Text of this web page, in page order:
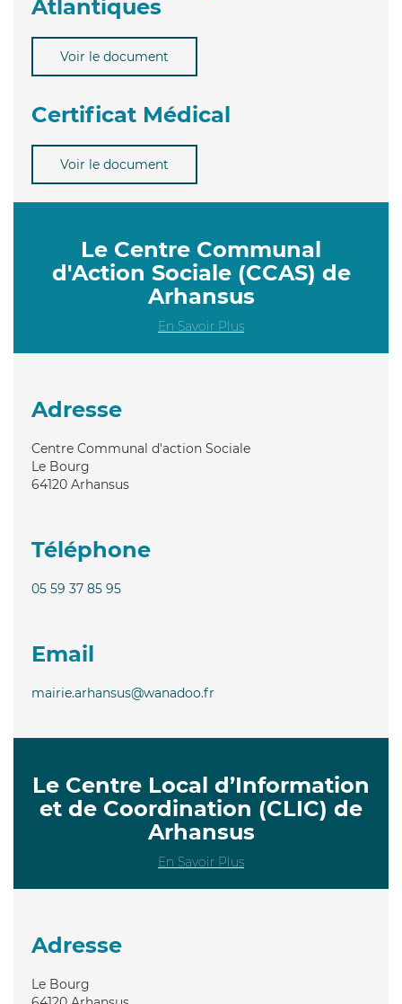
Atlantiques
Voir le document
Certificat Médical
Voir le document
Le Centre Communal
d'Action Sociale (CCAS) de
Arhansus
En Savoir Plus
Adresse
Centre Communal d'action Sociale
Le Bourg
64120 Arhansus
Téléphone
05 59 37 85 95
Email
mairie.arhansus@wanadoo.fr
Le Centre Local d’Information
et de Coordination (CLIC) de
Arhansus
En Savoir Plus
Adresse
Le Bourg